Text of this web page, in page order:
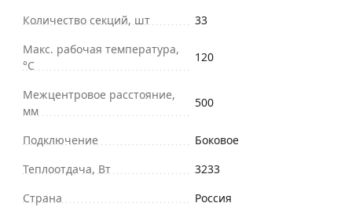
Количество секций, шт
33
Макс. рабочая температура,
°С
120
Межцентровое расстояние,
мм
500
Подключение
Боковое
Теплоотдача, Вт
3233
Страна
Россия